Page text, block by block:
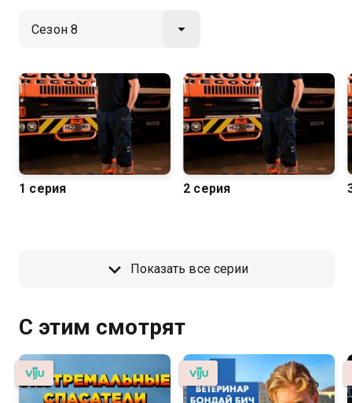
1 серия 2 серия
Показать все серии
С этим смотрят